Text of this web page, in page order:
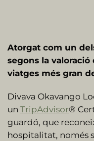
Atorgat com un
segons la
viatges més gran
Divava Okavango
un TripAdvisor®
guardó, que
hospitalitat, només